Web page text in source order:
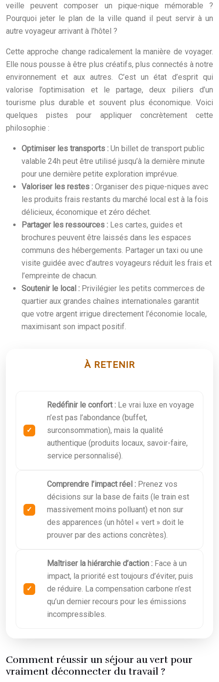
veille peuvent composer un pique-nique mémorable ?
Pourquoi jeter le plan de la ville quand il peut servir à un
autre voyageur arrivant à l’hôtel ?
Cette approche change radicalement la manière de voyager.
Elle nous pousse à être plus créatifs, plus connectés à notre
environnement et aux autres. C’est un état d’esprit qui
valorise l’optimisation et le partage, deux piliers d’un
tourisme plus durable et souvent plus économique. Voici
quelques pistes pour appliquer concrètement cette
philosophie :
Optimiser les transports : Un billet de transport public
valable 24h peut être utilisé jusqu’à la dernière minute
pour une dernière petite exploration imprévue.
Valoriser les restes : Organiser des pique-niques avec
les produits frais restants du marché local est à la fois
délicieux, économique et zéro déchet.
Partager les ressources : Les cartes, guides et
brochures peuvent être laissés dans les espaces
communs des hébergements. Partager un taxi ou une
visite guidée avec d’autres voyageurs réduit les frais et
l’empreinte de chacun.
Soutenir le local : Privilégier les petits commerces de
quartier aux grandes chaînes internationales garantit
que votre argent irrigue directement l’économie locale,
maximisant son impact positif.
À RETENIR
Redéfinir le confort : Le vrai luxe en voyage
n’est pas l’abondance (buffet,
surconsommation), mais la qualité
authentique (produits locaux, savoir-faire,
service personnalisé).
Comprendre l’impact réel : Prenez vos
décisions sur la base de faits (le train est
massivement moins polluant) et non sur
des apparences (un hôtel « vert » doit le
prouver par des actions concrètes).
Maîtriser la hiérarchie d’action : Face à un
impact, la priorité est toujours d’éviter, puis
de réduire. La compensation carbone n’est
qu’un dernier recours pour les émissions
incompressibles.
Comment réussir un séjour au vert pour
vraiment déconnecter du travail ?